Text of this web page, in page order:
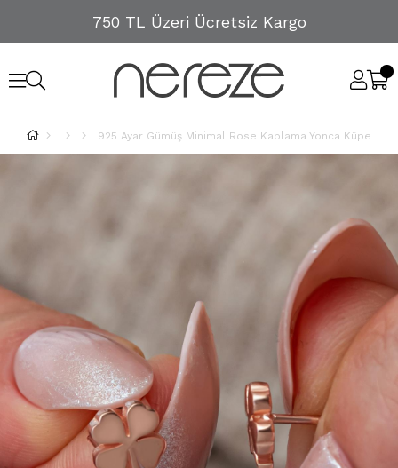
750 TL Üzeri Ücretsiz Kargo
925 Ayar Gümüş Minimal Rose Kaplama Yonca Küpe